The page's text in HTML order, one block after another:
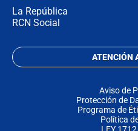
La República
RCN Social
ATENCIÓN
Aviso de
Protección de
Programa de
Política
LEY